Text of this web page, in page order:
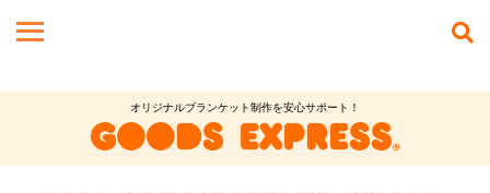
オリジナルブランケット制作を安心サポート！